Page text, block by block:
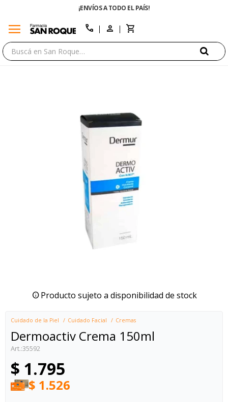
¡ENVÍOS A TODO EL PAÍS!
menu call
Producto sujeto a disponibilidad de stock
Cuidado de la Piel Cuidado Facial Cremas
Dermoactiv Crema 150ml
35592
$ 1.795
$ 1.526
close